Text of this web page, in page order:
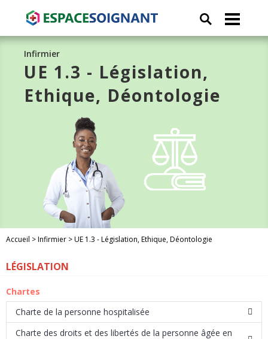
Infirmier
UE 1.3 - Législation,
Ethique, Déontologie
Accueil >Infirmier >UE 1.3 - Législation, Ethique, Déontologie
LÉGISLATION
Chartes
Charte de la personne hospitalisée
Charte des droits et des libertés de la personne âgée en